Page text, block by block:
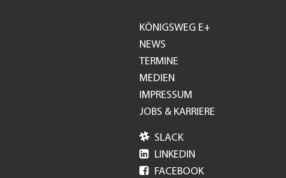
Footer
GH
KÖNIGSWEG E+
NEWS
TERMINE
MEDIEN
IMPRESSUM
JOBS & KARRIERE
 SLACK
 LINKEDIN
 FACEBOOK